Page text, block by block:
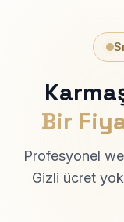
Bir
Profesyonel
Gizli ücret